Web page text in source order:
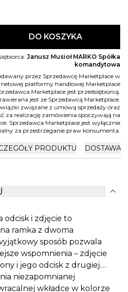
DO KOSZYKA
Janusz Musioł MARKO Spółka
komandytowa
przez Sprzedawcę Marketplace w
platformy handlowej Marketplace
Marketplace jest przedsiębiorcą.
jest ze Sprzedawcą Marketplace.
związane z umową sprzedaży oraz
za realizację zamówienia spoczywają na
Sprzedawca Marketplace jest wyłącznie
za przestrzeganie praw konsumenta.
PRODUKTU DOSTAWA
expand_more
odcisk i zdjęcie to
ramka z dwoma
sposób pozwala
wspomnienia – zdjęcie
i jego odcisk z drugiej.
niezapomnianej
wkładce w kolorze